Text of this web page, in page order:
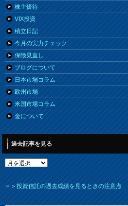
株主優待
VIX投資
積立日記
今月の実力チェック
保険見直し
ブログについて
日本市場コラム
欧州市場
米国市場コラム
金について
過去記事を見る
＝＞投資信託の過去成績を見るときの注意点